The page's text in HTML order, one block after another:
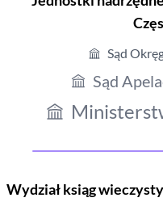
Sąd
Sąd
Wydział ksiąg